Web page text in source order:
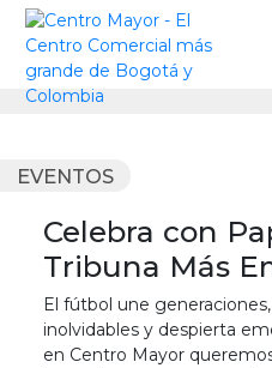
Skip
EVENTOS
Celebra con
Tribuna Más
El fútbol une
inolvidables y despierta
en Centro Mayor